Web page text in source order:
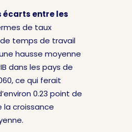
écarts entre les
de taux
temps de travail
hausse moyenne
dans les pays de
ce qui ferait
0.23 point de
croissance